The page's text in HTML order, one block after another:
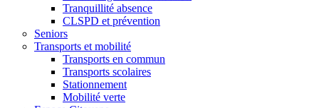
Tranquillité absence
CLSPD et prévention
Seniors
Transports et mobilité
Transports en commun
Transports scolaires
Stationnement
Mobilité verte